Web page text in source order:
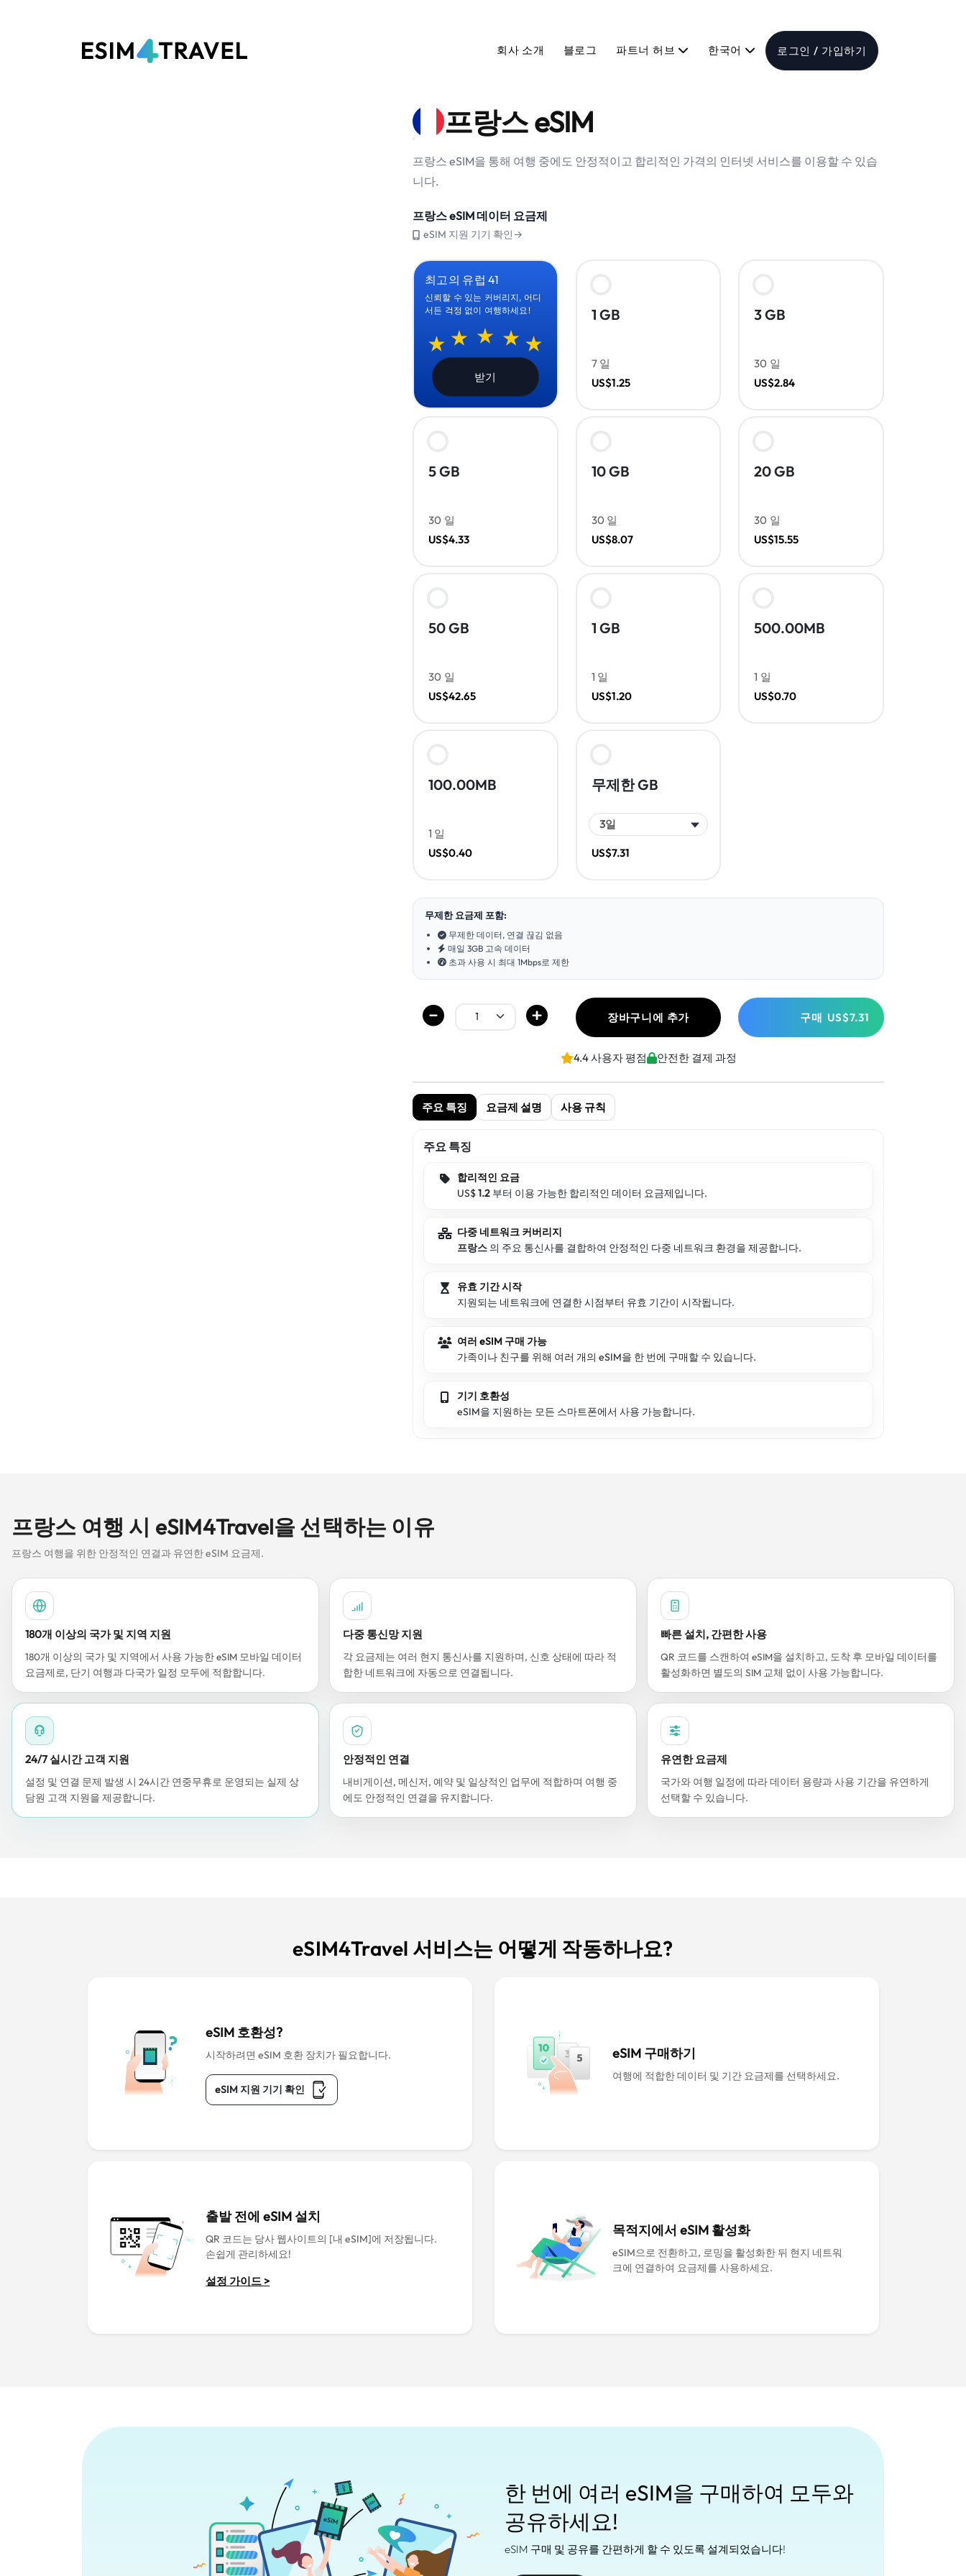
회사 소개 블로그 파트너 허브 한국어 로그인 / 가입하기
프랑스 eSIM
프랑스 eSIM을 통해 여행 중에도 안정적이고 합리적인 가격의 인터넷 서비스를 이용할 수 있습
니다.
프랑스 eSIM 데이터 요금제
eSIM 지원 기기 확인→
최고의 유럽 41
신뢰할 수 있는 커버리지, 어디
서든 걱정 없이 여행하세요!
받기
1 GB
7 일
US$1.25
3 GB
30 일
US$2.84
5 GB
30 일
US$4.33
10 GB
30 일
US$8.07
20 GB
30 일
US$15.55
50 GB
30 일
US$42.65
1 GB
1 일
US$1.20
500.00MB
1 일
US$0.70
100.00MB
1 일
US$0.40
무제한 GB
US$7.31
무제한 요금제 포함:
무제한 데이터, 연결 끊김 없음
매일 3GB 고속 데이터
초과 사용 시 최대 1Mbps로 제한
장바구니에 추가 구매 US$7.31
4.4 사용자 평점 안전한 결제 과정
주요 특징 요금제 설명 사용 규칙
주요 특징
합리적인 요금
US$1.2 부터 이용 가능한 합리적인 데이터 요금제입니다.
다중 네트워크 커버리지
프랑스 의 주요 통신사를 결합하여 안정적인 다중 네트워크 환경을 제공합니다.
유효 기간 시작
지원되는 네트워크에 연결한 시점부터 유효 기간이 시작됩니다.
여러 eSIM 구매 가능
가족이나 친구를 위해 여러 개의 eSIM을 한 번에 구매할 수 있습니다.
기기 호환성
eSIM을 지원하는 모든 스마트폰에서 사용 가능합니다.
프랑스 여행 시 eSIM4Travel을 선택하는 이유
프랑스 여행을 위한 안정적인 연결과 유연한 eSIM 요금제.
180개 이상의 국가 및 지역 지원
180개 이상의 국가 및 지역에서 사용 가능한 eSIM 모바일 데이터
요금제로, 단기 여행과 다국가 일정 모두에 적합합니다.
다중 통신망 지원
각 요금제는 여러 현지 통신사를 지원하며, 신호 상태에 따라 적
합한 네트워크에 자동으로 연결됩니다.
빠른 설치, 간편한 사용
QR 코드를 스캔하여 eSIM을 설치하고, 도착 후 모바일 데이터를
활성화하면 별도의 SIM 교체 없이 사용 가능합니다.
24/7 실시간 고객 지원
설정 및 연결 문제 발생 시 24시간 연중무휴로 운영되는 실제 상
담원 고객 지원을 제공합니다.
안정적인 연결
내비게이션, 메신저, 예약 및 일상적인 업무에 적합하며 여행 중
에도 안정적인 연결을 유지합니다.
유연한 요금제
국가와 여행 일정에 따라 데이터 용량과 사용 기간을 유연하게
선택할 수 있습니다.
eSIM4Travel 서비스는 어떻게 작동하나요?
eSIM 호환성?
시작하려면 eSIM 호환 장치가 필요합니다.
eSIM 지원 기기 확인
eSIM 구매하기
여행에 적합한 데이터 및 기간 요금제를 선택하세요.
출발 전에 eSIM 설치
QR 코드는 당사 웹사이트의 [내 eSIM]에 저장됩니다.
손쉽게 관리하세요!
설정 가이드 >
목적지에서 eSIM 활성화
eSIM으로 전환하고, 로밍을 활성화한 뒤 현지 네트워
크에 연결하여 요금제를 사용하세요.
한 번에 여러 eSIM을 구매하여 모두와
공유하세요!
eSIM 구매 및 공유를 간편하게 할 수 있도록 설계되었습니다!